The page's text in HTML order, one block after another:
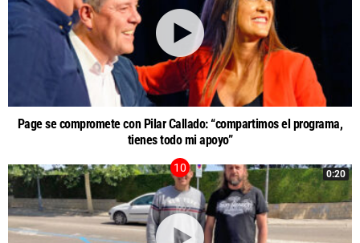
Page se compromete con Pilar Callado: “compartimos el programa,
tienes todo mi apoyo”
0:20